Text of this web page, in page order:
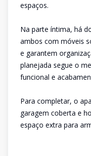
espaços.
Na parte íntima, há
ambos com móveis
e garantem
planejada segue o
funcional e
Para completar, o
garagem coberta e
espaço extra para